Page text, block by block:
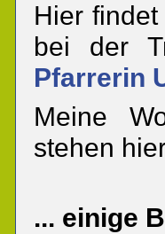
Hier
bei der
Pfarrerin
Meine
stehen
... einige